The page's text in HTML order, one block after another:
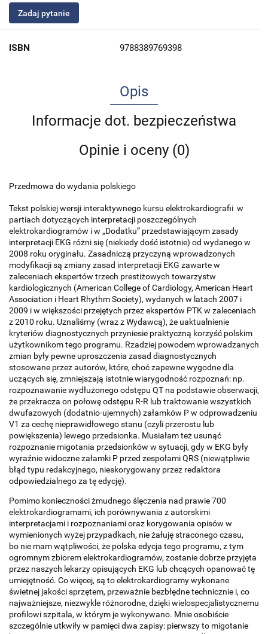
Zadaj pytanie
ISBN 9788389769398
Opis
Informacje dot. bezpieczeństwa
Opinie i oceny (0)
Przedmowa do wydania polskiego
Tekst polskiej wersji interaktywnego kursu elektrokardiografii w
partiach dotyczących interpretacji poszczególnych
elektrokardiogramów i w „Dodatku” przedstawiającym zasady
interpretacji EKG różni się (niekiedy dość istotnie) od wydanego w
2008 roku oryginału. Zasadniczą przyczyną wprowadzonych
modyfikacji są zmiany zasad interpretacji EKG zawarte w
zaleceniach ekspertów trzech prestiżowych towarzystw
kardiologicznych (American College of Cardiology, American Heart
Association i Heart Rhythm Society), wydanych w latach 2007 i
2009 i w większości przejętych przez ekspertów PTK w zaleceniach
z 2010 roku. Uznaliśmy (wraz z Wydawcą), że uaktualnienie
kryteriów diagnostycznych przyniesie praktyczną korzyść polskim
użytkownikom tego programu. Rzadziej powodem wprowadzanych
zmian były pewne uproszczenia zasad diagnostycznych
stosowane przez autorów, które, choć zapewne wygodne dla
uczących się, zmniejszają istotnie wiarygodność rozpoznań: np.
rozpoznawanie wydłużonego odstępu QT na podstawie obserwacji,
że przekracza on połowę odstępu R-R lub traktowanie wszystkich
dwufazowych (dodatnio-ujemnych) załamków P w odprowadzeniu
V1 za cechę nieprawidłowego stanu (czyli przerostu lub
powiększenia) lewego przedsionka. Musiałam też usunąć
rozpoznanie migotania przedsionków w sytuacji, gdy w EKG były
wyraźnie widoczne załamki P przed zespołami QRS (niewątpliwie
błąd typu redakcyjnego, nieskorygowany przez redaktora
odpowiedzialnego za tę edycję).
Pomimo konieczności żmudnego ślęczenia nad prawie 700
elektrokardiogramami, ich porównywania z autorskimi
interpretacjami i rozpoznaniami oraz korygowania opisów w
wymienionych wyżej przypadkach, nie żałuję straconego czasu,
bo nie mam wątpliwości, że polska edycja tego programu, z tym
ogromnym zbiorem elektrokardiogramów, zostanie dobrze przyjęta
przez naszych lekarzy opisujących EKG lub chcących opanować tę
umiejętność. Co więcej, są to elektrokardiogramy wykonane
świetnej jakości sprzętem, przeważnie bezbłędne technicznie i, co
najważniejsze, niezwykle różnorodne, dzięki wielospecjalistycznemu
profilowi szpitala, w którym je wykonywano. Mnie osobiście
szczególnie utkwiły w pamięci dwa zapisy: pierwszy to migotanie